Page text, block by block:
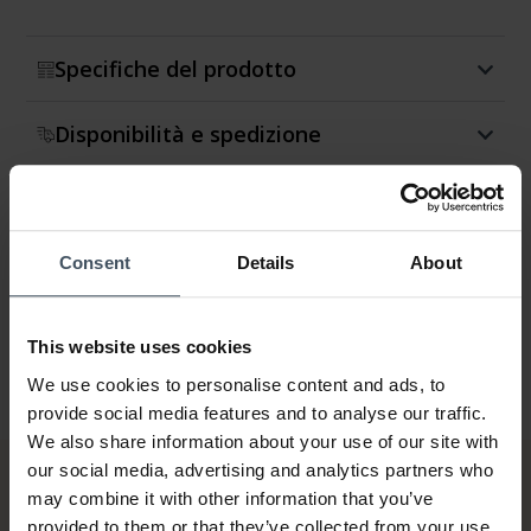
Consent Details About
This website uses cookies
We use cookies to personalise content and ads, to
provide social media features and to analyse our traffic.
We also share information about your use of our site with
our social media, advertising and analytics partners who
may combine it with other information that you’ve
provided to them or that they’ve collected from your use
Specifiche del prodotto
Disponibilità e spedizione
Garanzia